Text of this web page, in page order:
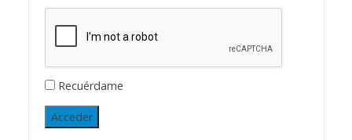
Recuérdame
Acceder